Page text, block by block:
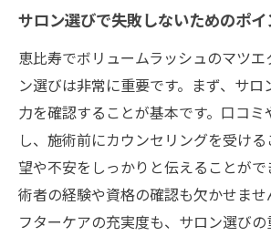
プロの技術で実現する理想の
恵比寿サロンで得られる安心
リピーターが絶えない理由
美しさを引き出す恵比寿の
サロン選びで失敗しないためのポイ
恵比寿でボリュームラッシュのマツ
ン選びは非常に重要です。まず、サ
力を確認することが基本です。口コミ
し、施術前にカウンセリングを受け
望や不安をしっかりと伝えることが
術者の経験や資格の確認も欠かせま
フターケアの充実度も、サロン選び